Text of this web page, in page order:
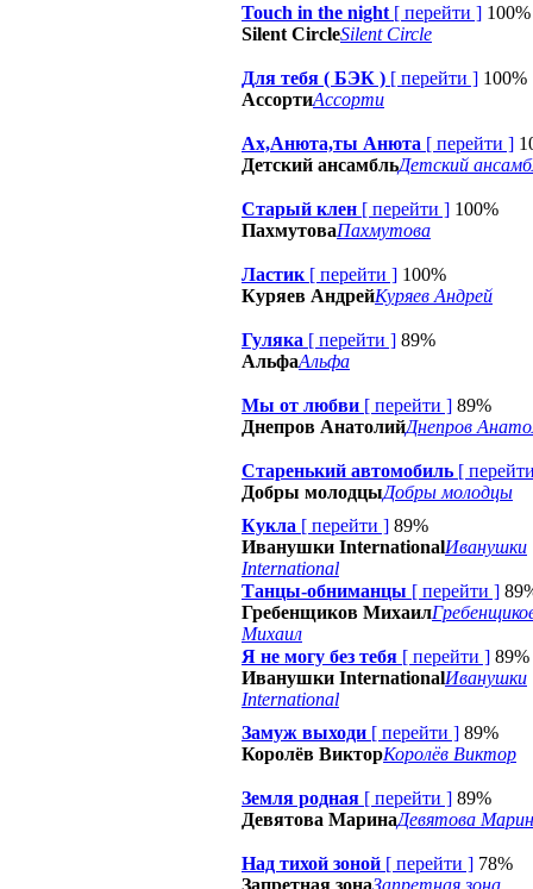
Touch in the night [ перейти ] 100%
Silent CircleSilent Circle
Для тебя ( БЭК ) [ перейти ] 100%
АссортиАссорти
Ах,Анюта,ты Анюта [ перейти ]
Детский ансамбльДетский
Старый клен [ перейти ] 100%
ПахмутоваПахмутова
Ластик [ перейти ] 100%
Куряев АндрейКуряев Андрей
Гуляка [ перейти ] 89%
АльфаАльфа
Мы от любви [ перейти ] 89%
Днепров АнатолийДнепров
Старенький автомобиль [
Добры молодцыДобры молодцы
Кукла [ перейти ] 89%
Иванушки InternationalИванушки
International
Танцы-обниманцы [ перейти ]
Гребенщиков Михаил
Михаил
Я не могу без тебя [ перейти ] 89%
Иванушки InternationalИванушки
International
Замуж выходи [ перейти ] 89%
Королёв ВикторКоролёв Виктор
Земля родная [ перейти ] 89%
Девятова МаринаДевятова
Над тихой зоной [ перейти ] 78%
Запретная зонаЗапретная зона